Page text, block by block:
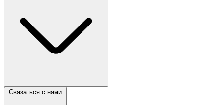
Связаться с нами